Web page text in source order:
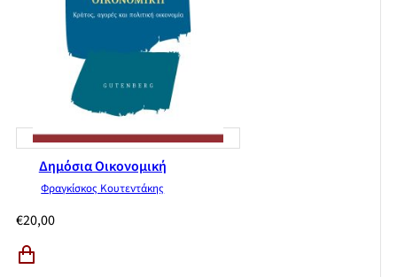
Δημόσια Οικονομική
Φραγκίσκος Κουτεντάκης
€20,00